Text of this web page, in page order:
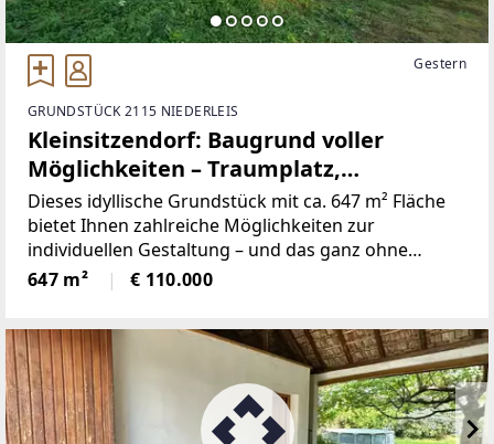
Gestern
GRUNDSTÜCK 2115 NIEDERLEIS
Kleinsitzendorf: Baugrund voller
Möglichkeiten – Traumplatz,
Traumidee, Traum wird wahr!
Dieses idyllische Grundstück mit ca. 647 m² Fläche
bietet Ihnen zahlreiche Möglichkeiten zur
individuellen Gestaltung – und das ganz ohne
Bauzwang. Die Aufschließungsabgabe ist bereits
bezahlt, sodass Sie sofort starten können, wenn Sie
647 m² € 110.000